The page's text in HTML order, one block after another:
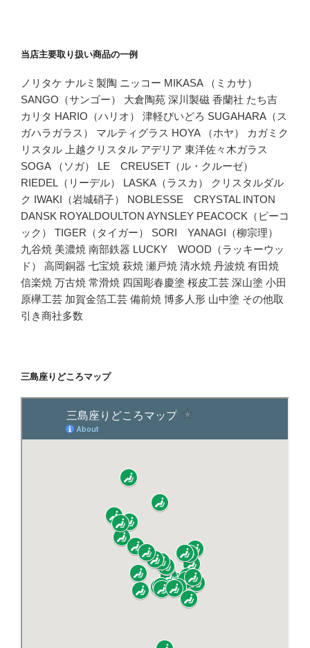
当店主要取り扱い商品の一例
ノリタケ ナルミ製陶 ニッコー MIKASA （ミカサ）
SANGO（サンゴー） 大倉陶苑 深川製磁 香蘭社 たち吉
カリタ HARIO（ハリオ） 津軽びいどろ SUGAHARA（ス
ガハラガラス） マルティグラス HOYA （ホヤ） カガミク
リスタル 上越クリスタル アデリア 東洋佐々木ガラス
SOGA （ソガ） LE CREUSET（ル・クルーゼ）
RIEDEL（リーデル） LASKA（ラスカ） クリスタルダル
ク IWAKI（岩城硝子） NOBLESSE CRYSTAL INTON
DANSK ROYALDOULTON AYNSLEY PEACOCK（ピーコ
ック） TIGER（タイガー） SORI YANAGI（柳宗理）
九谷焼 美濃焼 南部鉄器 LUCKY WOOD（ラッキーウッ
ド） 高岡銅器 七宝焼 萩焼 瀬戸焼 清水焼 丹波焼 有田焼
信楽焼 万古焼 常滑焼 四国彫春慶塗 桜皮工芸 深山塗 小田
原欅工芸 加賀金箔工芸 備前焼 博多人形 山中塗 その他取
引き商社多数
三島座りどころマップ